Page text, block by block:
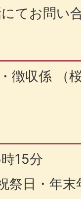
お問い
徴収係 （
15分
祭日・年